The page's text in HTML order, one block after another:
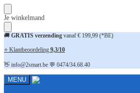
Skip
to
navigation
Skip
to
content
Je winkelmand
🚚 GRATIS verzending vanaf € 199,99 (*BE)
⭐ Klantbeoordeling 9,3/10
👋 info@2smart.be 💬 0474/34.68.40
MENU